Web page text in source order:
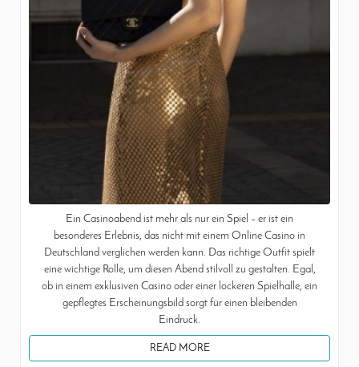
Ein Casinoabend ist mehr als nur ein Spiel – er ist ein
besonderes Erlebnis, das nicht mit einem Online Casino in
Deutschland verglichen werden kann. Das richtige Outfit spielt
eine wichtige Rolle, um diesen Abend stilvoll zu gestalten. Egal,
ob in einem exklusiven Casino oder einer lockeren Spielhalle, ein
gepflegtes Erscheinungsbild sorgt für einen bleibenden
Eindruck.
READ MORE